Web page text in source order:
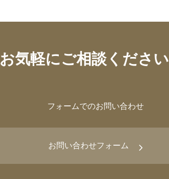
お気軽にご相談ください
フォームでのお問い合わせ
お問い合わせフォーム